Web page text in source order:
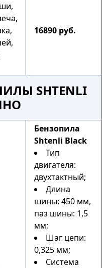
16890 руб.
SHTENLI
Бензопила
Shtenli Black
Тип
двигателя:
двухтактный;
Длина
шины: 450 мм,
паз шины: 1,5
мм;
Шаг цепи:
0,325 мм;
Система